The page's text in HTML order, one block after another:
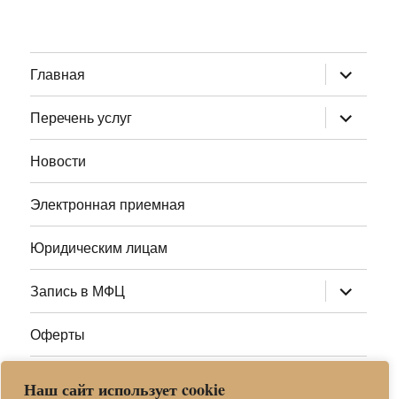
Наш сайт использует cookie
Главная раскрыть
дочернее
меню
Перечень услуг
раскрыть
дочернее
меню
Новости
Электронная приемная
Юридическим лицам
Запись в МФЦ раскрыть
дочернее
меню
Оферты